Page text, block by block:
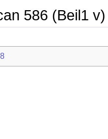
586 (Beil1 v)